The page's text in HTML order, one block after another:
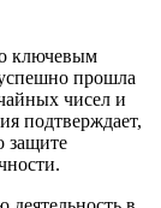
ключевым
прошла
чисел и
подтверждает,
защите